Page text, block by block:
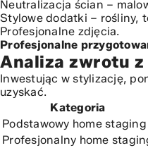
Neutralizacja ścian –
Stylowe dodatki – rośliny,
Profesjonalne zdjęcia.
Profesjonalne
Analiza zwrotu
Inwestując w stylizację,
uzyskać.
Kategoria
Podstawowy home staging
Profesjonalny home